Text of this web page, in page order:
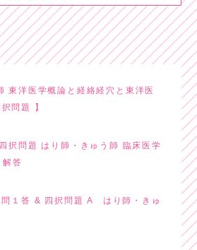
東洋医学概論と経絡経穴と東洋医
問題 】
択問題 はり師・きゅう師 臨床医学
答
問１答 & 四択問題 A はり師・きゅ